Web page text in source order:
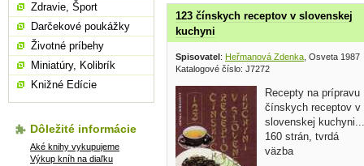
123 čínskych receptov v slovenskej
kuchyni
Spisovatel : Heřmanová Zdenka, Osveta 1987
Katalogové číslo: J7272
Recepty na prípravu
čínskych receptov v
slovenskej kuchyni...
160 strán, tvrdá
väzba
Zdravie, Šport
Darčekové poukážky
Životné príbehy
Miniatúry, Kolibrík
Knižné Edície
Dôležité informácie
Aké knihy vykupujeme
Výkup kníh na diaľku